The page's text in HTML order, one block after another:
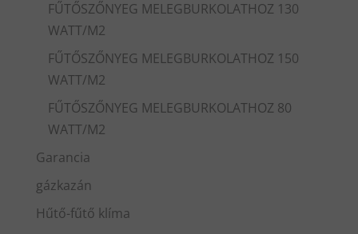
FŰTŐSZŐNYEG MELEGBURKOLATHOZ 130
WATT/M2
FŰTŐSZŐNYEG MELEGBURKOLATHOZ 150
WATT/M2
FŰTŐSZŐNYEG MELEGBURKOLATHOZ 80
WATT/M2
Garancia
gázkazán
Hűtő-fűtő klíma